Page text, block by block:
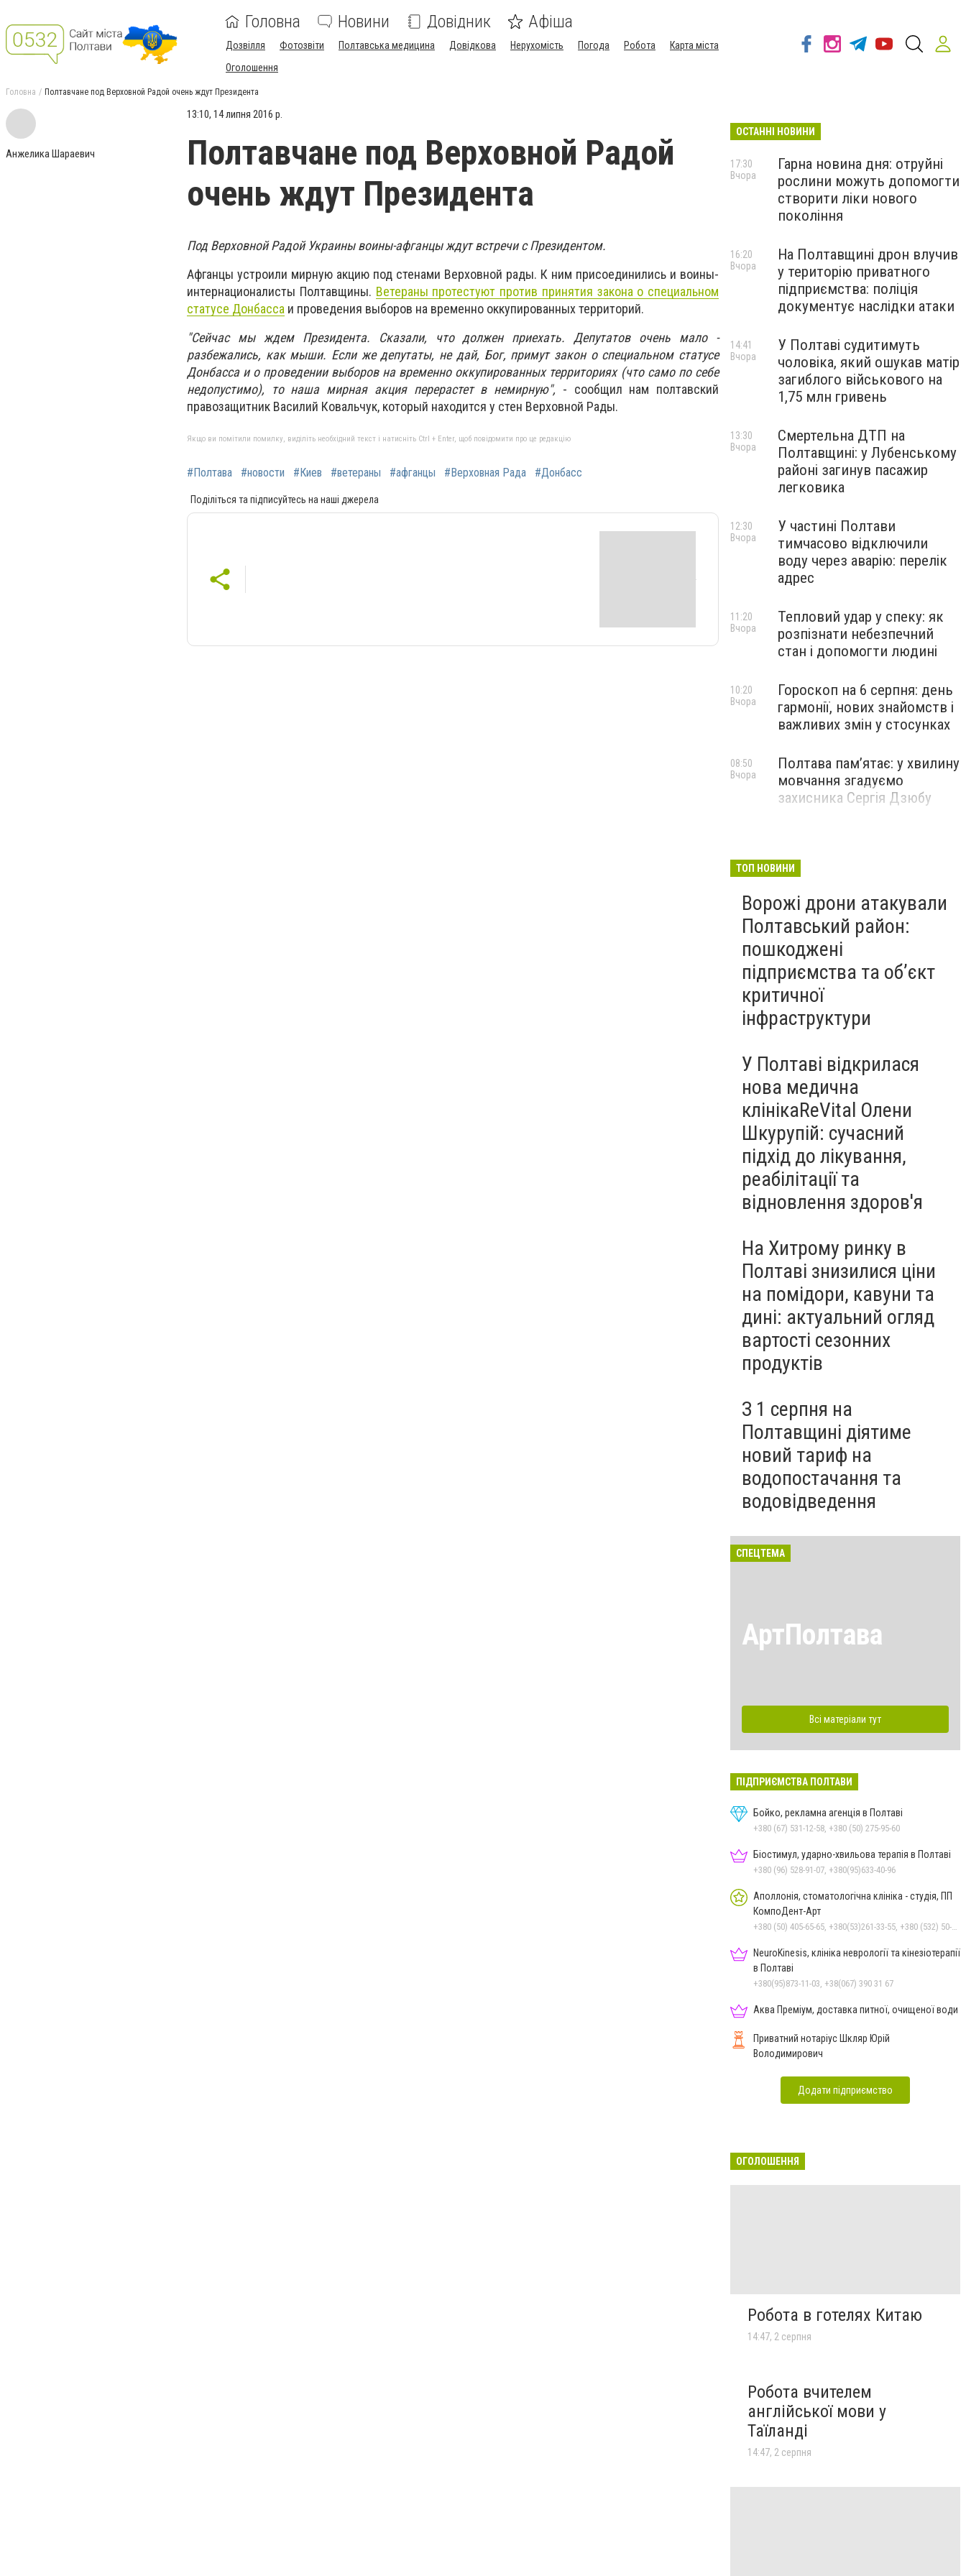
Головна Новини Довідник Афіша
Дозвілля Фотозвіти Полтавська медицина Довідкова Нерухомість Погода Робота
Карта міста
Оголошення
Головна Полтавчане под Верховной Радой очень ждут Президента
Анжелика Шараевич
13:10, 14 липня 2016 р.
Полтавчане под Верховной Радой
очень ждут Президента
Под Верховной Радой Украины воины-афганцы ждут встречи с Президентом.
Афганцы устроили мирную акцию под стенами Верховной рады. К ним присоединились и воины-
интернационалисты Полтавщины. Ветераны протестуют против принятия закона о специальном
статусе Донбасса и проведения выборов на временно оккупированных территорий.
"Сейчас мы ждем Президента. Сказали, что должен приехать. Депутатов очень мало -
разбежались, как мыши. Если же депутаты, не дай, Бог, примут закон о специальном статусе
Донбасса и о проведении выборов на временно оккупированных территориях (что само по себе
недопустимо), то наша мирная акция перерастет в немирную", - сообщил нам полтавский
правозащитник Василий Ковальчук, который находится у стен Верховной Рады.
Якщо ви помітили помилку, виділіть необхідний текст і натисніть Ctrl + Enter, щоб повідомити про це редакцію
#Полтава #новости #Киев #ветераны #афганцы #Верховная Рада #Донбасс
Поділіться та підписуйтесь на наші джерела
ОСТАННІ НОВИНИ
Гарна новина дня: отруйні
рослини можуть допомогти
створити ліки нового
покоління
17:30
Вчора
На Полтавщині дрон влучив
у територію приватного
підприємства: поліція
документує наслідки атаки
16:20
Вчора
У Полтаві судитимуть
чоловіка, який ошукав матір
загиблого військового на
1,75 млн гривень
14:41
Вчора
Смертельна ДТП на
Полтавщині: у Лубенському
районі загинув пасажир
легковика
13:30
Вчора
У частині Полтави
тимчасово відключили
воду через аварію: перелік
адрес
12:30
Вчора
Тепловий удар у спеку: як
розпізнати небезпечний
стан і допомогти людині
11:20
Вчора
Гороскоп на 6 серпня: день
гармонії, нових знайомств і
важливих змін у стосунках
10:20
Вчора
Полтава пам’ятає: у хвилину
мовчання згадуємо
захисника Сергія Дзюбу
08:50
Вчора
ТОП НОВИНИ
Ворожі дрони атакували
Полтавський район:
пошкоджені
підприємства та об’єкт
критичної
інфраструктури
У Полтаві відкрилася
нова медична
клінікаReVital Олени
Шкурупій: сучасний
підхід до лікування,
реабілітації та
відновлення здоров'я
На Хитрому ринку в
Полтаві знизилися ціни
на помідори, кавуни та
дині: актуальний огляд
вартості сезонних
продуктів
З 1 серпня на
Полтавщині діятиме
новий тариф на
водопостачання та
водовідведення
СПЕЦТЕМА
АртПолтава
Всі матеріали тут
ПІДПРИЄМСТВА ПОЛТАВИ
Бойко, рекламна агенція в Полтаві
+380 (67) 531-12-58, +380 (50) 275-95-60
Біостимул, ударно-хвильова терапія в Полтаві
+380 (96) 528-91-07, +380(95)633-40-96
Аполлонія, стоматологічна клініка - студія, ПП
КомпоДент-Арт
NeuroKinesis, клініка неврології та кінезіотерапії
в Полтаві
+380(95)873-11-03, +38(067) 390 31 67
Аква Преміум, доставка питної, очищеної води
Приватний нотаріус Шкляр Юрій
Володимирович
Додати підприємство
ОГОЛОШЕННЯ
Робота в готелях Китаю
14:47, 2 серпня
Робота вчителем
англійської мови у
Таїланді
14:47, 2 серпня